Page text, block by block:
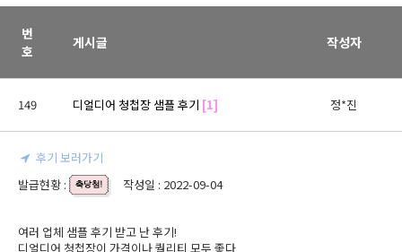
번
호
게시글 작성자
149 디얼디어 청첩장 샘플 후기 [1] 정*진
후기 보러가기
발급현황 :
작성일 : 2022-09-04
여러 업체 샘플 후기 받고 난 후기!
디얼디어 청첩장이 가격이나 퀄리티 모두 좋다